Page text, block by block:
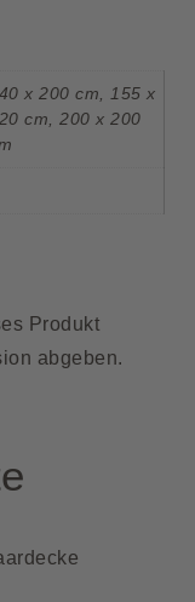
x 200 cm, 155 x
cm, 200 x 200
Produkt
abgeben.